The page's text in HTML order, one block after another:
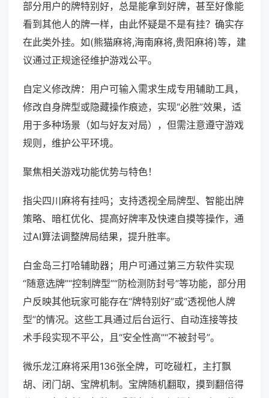
部分用户的牌特别好，总是能拿到好牌，甚至好像能
看到其他人的牌一样，由此怀疑是不是有挂？确实存
在此类外挂。如(熊猫麻将,海南麻将,贵阳麻将)等，建
议通过正规途径维护游戏公平。
自定义修改牌：用户可输入需求生成专用辅助工具，
修改自身牌型或隐藏操作痕迹，实现“必胜”效果，适
用于多种场景（如与好友对局），但需注意遵守游戏
规则，维护公平环境。
聚焦相关游戏功能优势与特色！
指尖四川麻将有挂吗；支持透视全局牌型、智能出牌
策略、暗杠优化、提高好牌率及快速自摸等操作，通
过AI算法调整牌局结果，提升胜率。
白金岛三打哈辅助器；用户可通过第三方软件实现
“随意选牌”“控制牌型”“防检测防封号”等功能，部分用
户反映其他玩家可能存在“牌特别好”或“透视他人牌
型”的情况。这些工具通过后台运行、自动连接等技
术手段实现不平公，且“安全性高”“不被封号”。
微乐龙江麻将采用136张全牌，可吃碰杠，主打飘
胡、闭门胡、宝牌机制。宝牌随机翻取，摸到翻倍得